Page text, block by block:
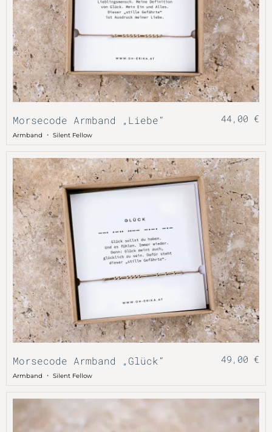
Morsecode Armband „Liebe“ 44,00 €
Armband ・ Silent Fellow
Morsecode Armband „Glück“ 49,00 €
Armband ・ Silent Fellow